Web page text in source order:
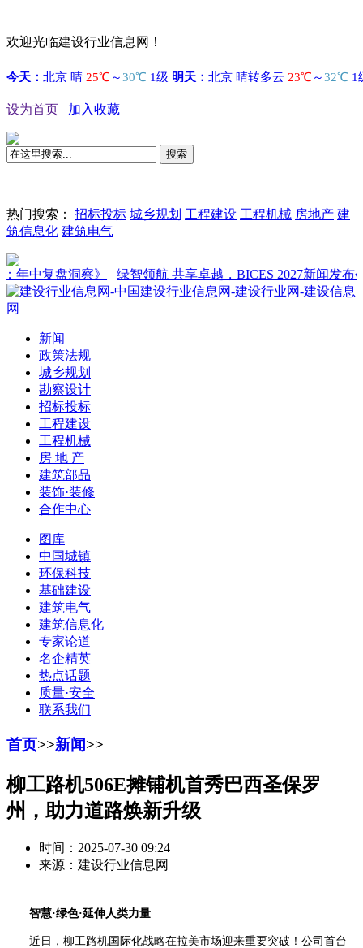
欢迎光临建设行业信息网！
设为首页 加入收藏
搜索
热门搜索： 招标投标 城乡规划 工程建设 工程机械 房地产 建
筑信息化 建筑电气
盘洞察》 绿智领航 共享卓越，BICES 2027新闻发布会在京
新闻
政策法规
城乡规划
勘察设计
招标投标
工程建设
工程机械
房 地 产
建筑部品
装饰·装修
合作中心
图库
中国城镇
环保科技
基础建设
建筑电气
建筑信息化
专家论道
名企精英
热点话题
质量·安全
联系我们
首页>>新闻>>
柳工路机506E摊铺机首秀巴西圣保罗
州，助力道路焕新升级
时间：2025-07-30 09:24
来源：建设行业信息网
智慧·绿色·延伸人类力量
近日，柳工路机国际化战略在拉美市场迎来重要突破！公司首台